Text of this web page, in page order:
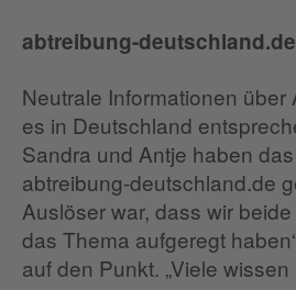
abtreibung-deutschland.de
Neutrale Informationen
es in Deutschland
Sandra und Antje haben
abtreibung-deutschland.de
Auslöser war, dass wir
das Thema aufgeregt
auf den Punkt. „Viele